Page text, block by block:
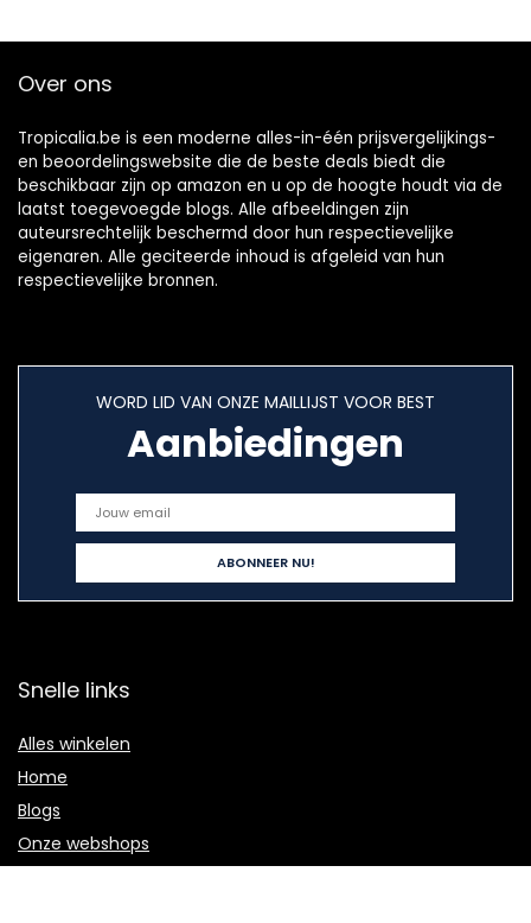
Over ons
Tropicalia.be is een moderne alles-in-één prijsvergelijkings-
en beoordelingswebsite die de beste deals biedt die
beschikbaar zijn op amazon en u op de hoogte houdt via de
laatst toegevoegde blogs. Alle afbeeldingen zijn
auteursrechtelijk beschermd door hun respectievelijke
eigenaren. Alle geciteerde inhoud is afgeleid van hun
respectievelijke bronnen.
WORD LID VAN ONZE MAILLIJST VOOR BEST
Aanbiedingen
Snelle links
Alles winkelen
Home
Blogs
Onze webshops